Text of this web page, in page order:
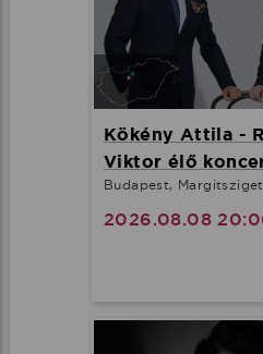
Kökény Attila -
Viktor élő
Budapest, Margitsziget
2026.08.08